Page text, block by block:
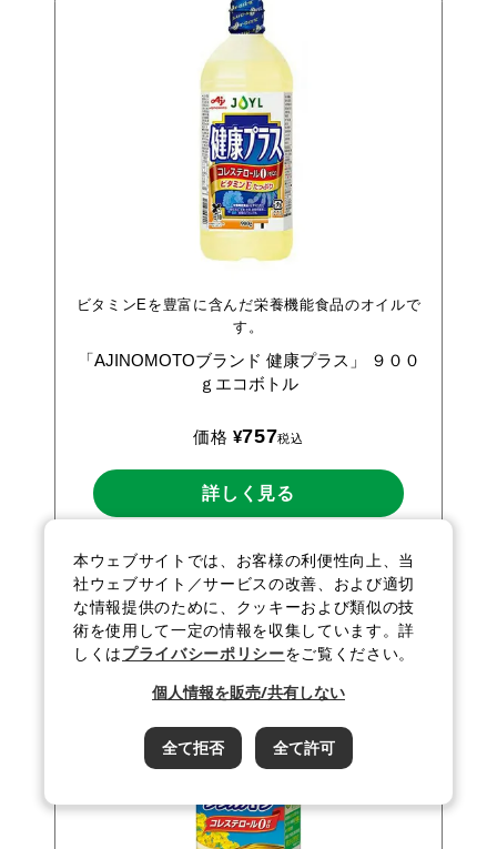
ビタミンEを豊富に含んだ栄養機能食品のオイルで
す。
「AJINOMOTOブランド 健康プラス」
９００
ｇエコボトル
価格 ¥757税込
詳しく見る
カートに入れる
本ウェブサイトでは、お客様の利便性向上、当
社ウェブサイト／サービスの改善、および適切
な情報提供のために、クッキーおよび類似の技
術を使用して一定の情報を収集しています。詳
しくはプライバシーポリシーをご覧ください。
個人情報を販売/共有しない
全て拒否 全て許可